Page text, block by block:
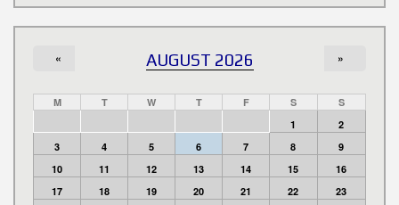
AUGUST 2026
« »
M T W T F S
S
1
2
3
4 5 6 7 8
9
10
11 12 13 14 15
16
17
18 19 20 21 22
23